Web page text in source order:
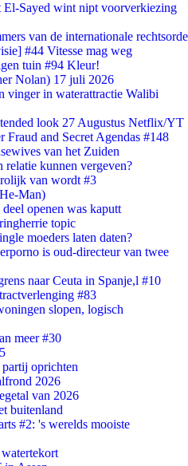
El-Sayed wint nipt voorverkiezing
van de internationale rechtsorde
#44 Vitesse mag weg
tuin #94 Kleur!
Nolan) 17 juli 2026
vinger in waterattractie Walibi
look 27 Augustus Netflix/YT
Fraud and Secret Agendas #148
van het Zuiden
relatie kunnen vergeven?
van wordt #3
Man)
openen was kaputt
topic
moeders laten daten?
is oud-directeur van twee
naar Ceuta in Spanje,l #10
#83
slopen, logisch
meer #30
oprichten
2026
van 2026
buitenland
#2: 's werelds mooiste